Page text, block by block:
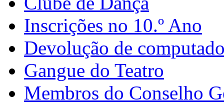
Inscrições no 10.º Ano
Devolução de
Gangue do Teatro
Membros do Conselho